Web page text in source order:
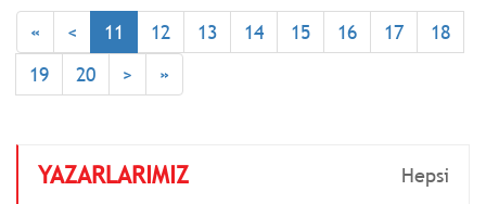
Sosyalist Partisi’nin
düzenleyeceği Küresel
« < 11 12 13 14 15 16 17
18
19
20 > »
YAZARLARIMIZ Hepsi